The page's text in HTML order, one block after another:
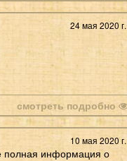
24 мая 2020 г.
смотреть подробно
10 мая 2020 г.
полная информация о